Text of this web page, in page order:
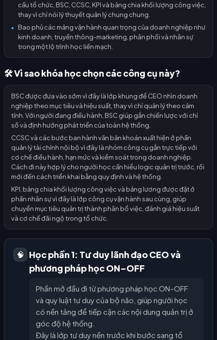
cấu tổ chức, BSC, CCSC, KPI và bảng chia khối lượng công việc,
thay vì chỉ nói lý thuyết quản lý chung chung.
●
Bao phủ các mảng vận hành quan trọng của doanh nghiệp như
kinh doanh, truyền thông-marketing, phân phối và nhân sự
trong một lộ trình học liền mạch.
🛠️ Vì sao khóa học chọn các công cụ này?
BSC được đưa vào sớm vì đây là lớp khung để CEO nhìn doanh
nghiệp theo mục tiêu và hiệu suất, thay vì chỉ quản lý theo cảm
tính. Với người đang điều hành, BSC giúp gắn chiến lược với chỉ
số và định hướng phát triển của toàn hệ thống.
CCSC và các bước ban hành văn bản khoán xuất hiện ở phần
quản lý tài chính nội bộ vì đây là nhóm công cụ gắn trực tiếp với
cơ chế điều hành, hạn mức và kiểm soát trong doanh nghiệp.
Cách đi này hợp lý cho người học cần hiểu logic quản trị trước, rồi
mới đến cách triển khai bằng quy định và hệ thống.
KPI, bảng chia khối lượng công việc và bảng lương được đặt ở
phần nhân sự vì đây là lớp công cụ vận hành sau cùng, giúp
chuyển mục tiêu quản trị thành phân bổ việc, đánh giá hiệu suất
và cơ chế đãi ngộ trong tổ chức.
🧠
Học phần 1: Tư duy lãnh đạo CEO và
phương pháp học ON–OFF
Phần mở đầu đi từ phương pháp học ON–OFF
và quy luật tư duy của bộ não, giúp người học
có nền tảng để tiếp cận các nội dung quản trị ở
góc độ hệ thống.
Đây là lớp tư duy nền trước khi bước sang tổ